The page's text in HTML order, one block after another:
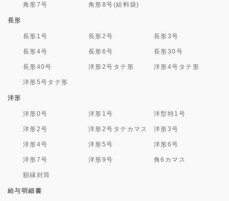
角形7号 角形8号(給料袋)
長形
長形1号 長形2号 長形3号
長形4号 長形6号 長形30号
長形40号 洋形2号タテ形 洋形4号タテ形
洋形5号タテ形
洋形
洋形0号 洋形1号 洋型特1号
洋形2号 洋形2号タテカマス 洋形3号
洋形4号 洋形5号 洋形6号
洋形7号 洋形9号 角6カマス
額縁封筒
給与明細書